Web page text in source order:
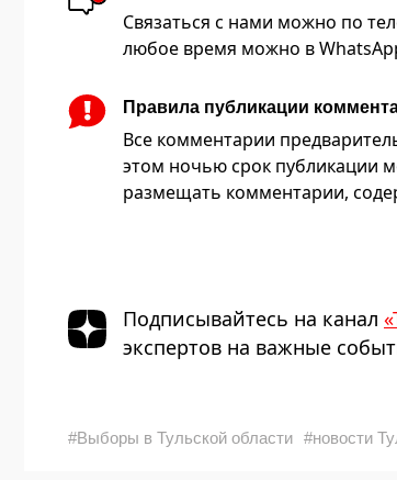
Связаться с нами можно по
любое время можно в
Правила публикации
Все комментарии
этом ночью срок публикации
размещать комментарии,
Подписывайтесь на канал
экспертов на важные
#Выборы в Тульской области #новости